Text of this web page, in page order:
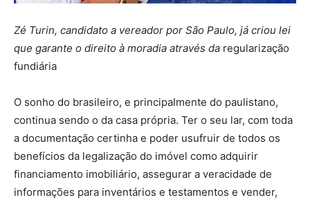
Zé Turin, candidato a vereador por São Paulo, já criou lei
que garante o direito à moradia através da regularização
fundiária
O sonho do brasileiro, e principalmente do paulistano,
continua sendo o da casa própria. Ter o seu lar, com toda
a documentação certinha e poder usufruir de todos os
benefícios da legalização do imóvel como adquirir
financiamento imobiliário, assegurar a veracidade de
informações para inventários e testamentos e vender,